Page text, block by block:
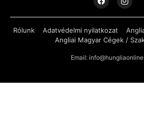
Rólunk Adatvédelmi nyilatkozat
Angliai Magyar Cégek /
Email: